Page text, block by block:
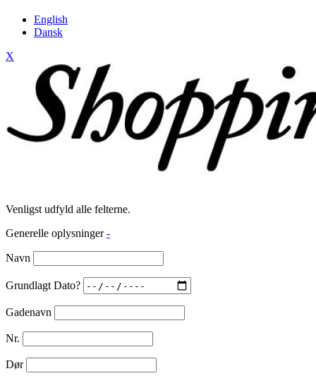
English
Dansk
X
Venligst udfyld alle felterne.
Generelle oplysninger -
Navn
Grundlagt Dato?
Gadenavn
Nr.
Dør